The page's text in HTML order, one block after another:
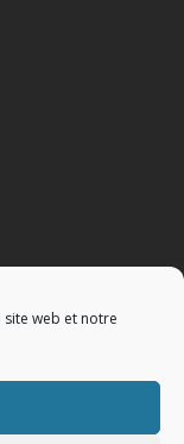
web et notre